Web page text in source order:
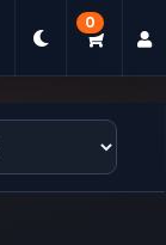
0